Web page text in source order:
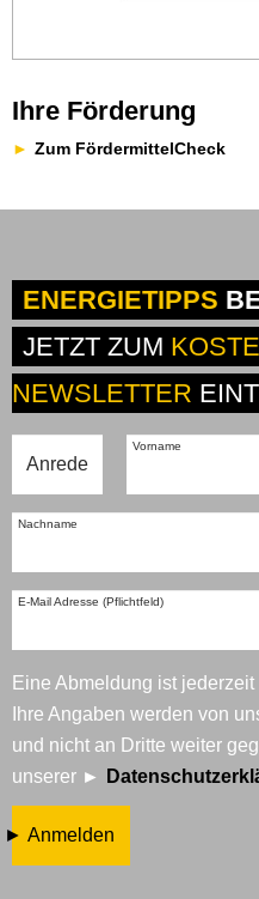
Ihre Förderung
Zum FördermittelCheck
ENERGIETIPPS
JETZT ZUM
NEWSLETTER
Vorname
Nachname
E-Mail Adresse (Pflichtfeld)
Eine Abmeldung ist
Ihre Angaben werden von
und nicht an Dritte weiter
unserer
Anmelden